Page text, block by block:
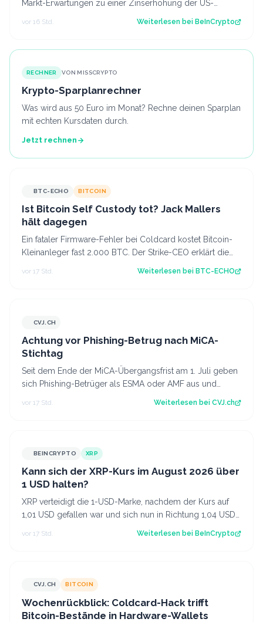
Markt-Erwartungen zu einer Zinserhöhung der US-
vor 16 Std. Weiterlesen bei BeInCrypto
RECHNER VON MISSCRYPTO
Krypto-Sparplanrechner
Was wird aus 50 Euro im Monat? Rechne deinen Sparplan
mit echten Kursdaten durch.
Jetzt rechnen
BTC-ECHO BITCOIN
Ist Bitcoin Self Custody tot? Jack Mallers
hält dagegen
Ein fataler Firmware-Fehler bei Coldcard kostet Bitcoin-
Kleinanleger fast 2.000 BTC. Der Strike-CEO erklärt die
vor 17 Std. Weiterlesen bei BTC-ECHO
CVJ.CHCVJ.CH
Achtung vor Phishing-Betrug nach MiCA-
Stichtag
Seit dem Ende der MiCA-Übergangsfrist am 1. Juli geben
sich Phishing-Betrüger als ESMA oder AMF aus und
vor 17 Std. Weiterlesen bei CVJ.ch
BEINCRYPTO XRP
Kann sich der XRP-Kurs im August 2026 über
1 USD halten?
XRP verteidigt die 1-USD-Marke, nachdem der Kurs auf
1,01 USD gefallen war und sich nun in Richtung 1,04 USD
erholt, während der CLARITY Act…
vor 17 Std. Weiterlesen bei BeInCrypto
CVJ.CHCVJ.CH BITCOIN
Wochenrückblick: Coldcard-Hack trifft
Bitcoin-Bestände in Hardware-Wallets